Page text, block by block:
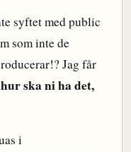
syftet med public
som inte de
Jag får
ska ni ha det,
i